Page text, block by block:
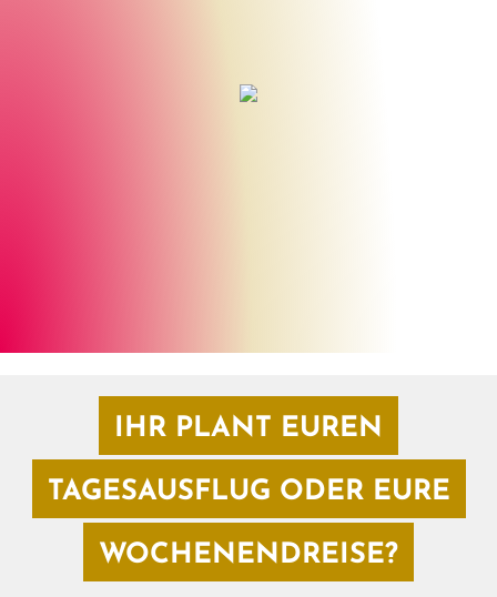
IHR PLANT EUREN
TAGESAUSFLUG ODER EURE
WOCHENENDREISE?